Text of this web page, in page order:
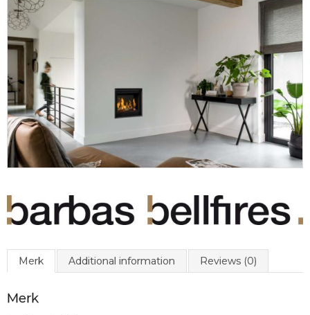
Merk Additional information Reviews (0)
Merk